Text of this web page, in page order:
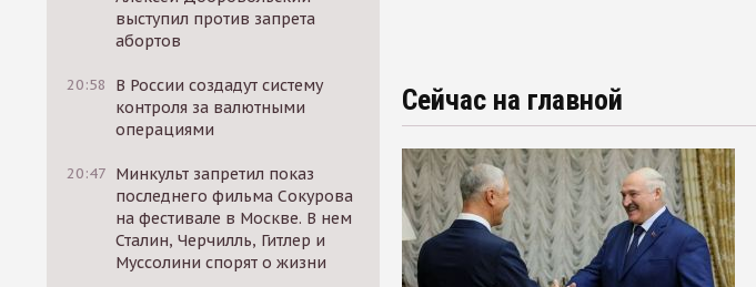
выступил против запрета
абортов
20:58
В России создадут систему
контроля за валютными
операциями
20:47 Минкульт запретил показ
последнего фильма Сокурова
на фестивале в Москве. В нем
Сталин, Черчилль, Гитлер и
Муссолини спорят о жизни
Сейчас на главной